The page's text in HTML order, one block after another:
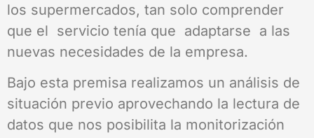
los supermercados, tan solo comprender
que el servicio tenía que adaptarse a las
nuevas necesidades de la empresa.
Bajo esta premisa realizamos un análisis de
situación previo aprovechando la lectura de
datos que nos posibilita la monitorización